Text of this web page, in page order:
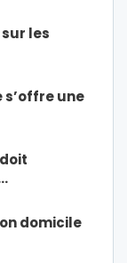
les
une
domicile